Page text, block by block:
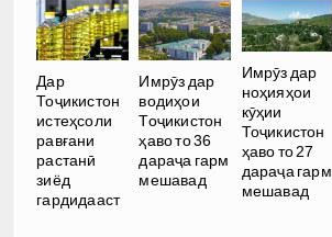
Дар
Тоҷикистон
истеҳсоли
равғани
растанӣ
зиёд
гардидааст
Имрӯз дар
водиҳои
Тоҷикистон
ҳаво то 36
дараҷа гарм
мешавад
Имрӯз дар
ноҳияҳои
кӯҳии
Тоҷикистон
ҳаво то 27
дараҷа гарм
мешавад